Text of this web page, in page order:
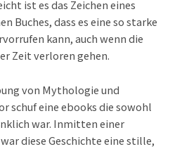
ist es das Zeichen eines
Buches, dass es eine so starke
kann, auch wenn die
Zeit verloren gehen.
von Mythologie und
schuf eine ebooks die sowohl
war. Inmitten einer
diese Geschichte eine stille,